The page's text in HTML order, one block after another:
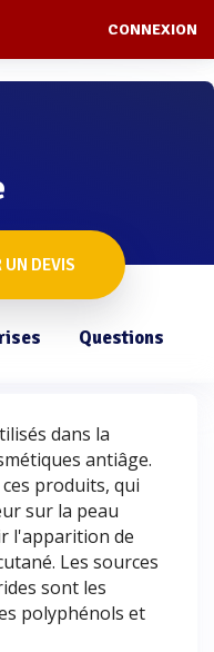
CONNEXION
UN DEVIS
Questions
dans la
antiâge.
produits, qui
sur la peau
l'apparition de
Les sources
sont les
polyphénols et